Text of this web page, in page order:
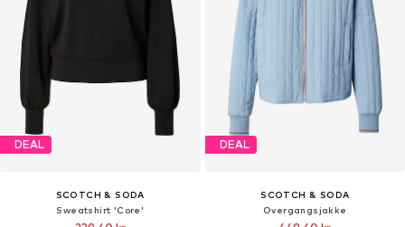
DEAL
SCOTCH & SODA
Sweatshirt 'Core'
DEAL
SCOTCH & SODA
Overgangsjakke